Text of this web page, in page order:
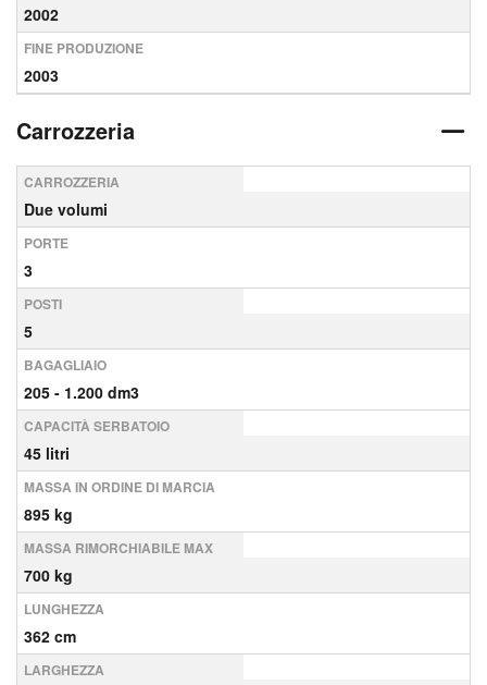
2002
FINE PRODUZIONE
2003
Carrozzeria
CARROZZERIA
Due volumi
PORTE
3
POSTI
5
BAGAGLIAIO
205 - 1.200 dm3
CAPACITÀ SERBATOIO
45 litri
MASSA IN ORDINE DI MARCIA
895 kg
MASSA RIMORCHIABILE MAX
700 kg
LUNGHEZZA
362 cm
LARGHEZZA